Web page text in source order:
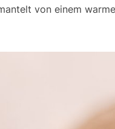
von einem